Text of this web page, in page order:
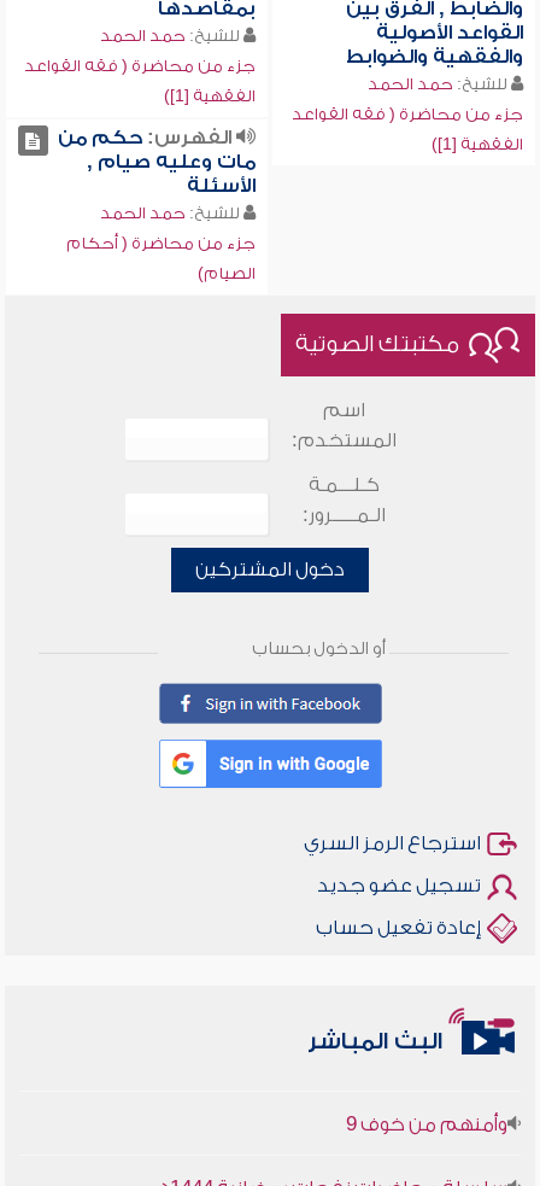
والضابط , الفرق بين
القواعد الأصولية
والفقهية والضوابط
للشيخ: حمد الحمد
جزء من محاضرة ( فقه القواعد
الفقهية [1])
بمقاصدها
للشيخ: حمد الحمد
جزء من محاضرة ( فقه القواعد
الفقهية [1])
الفهرس:حكم من
مات وعليه صيام ,
الأسئلة
للشيخ: حمد الحمد
جزء من محاضرة ( أحكام
الصيام)
مكتبتك الصوتية
اسم
المستخدم:
كـلـــمـة
الـمـــــرور:
دخول المشتركين
أو الدخول بحساب
استرجاع الرمز السري
تسجيل عضو جديد
إعادة تفعيل حساب
البث المباشر
أخلاقنا أصالة ومعاصرة